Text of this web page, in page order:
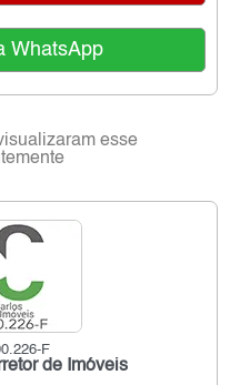
WhatsApp
esse
F
de Imóveis